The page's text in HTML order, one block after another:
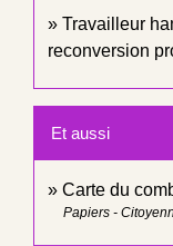
Travailleur
reconversion
Et aussi
Carte du
Papiers -